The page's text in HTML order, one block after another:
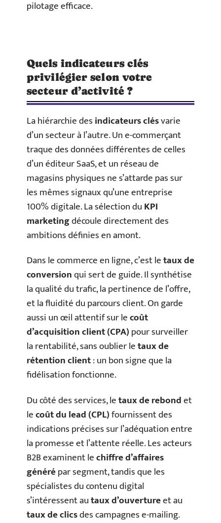
pilotage efficace.
Quels indicateurs clés
privilégier selon votre
secteur d’activité ?
La hiérarchie desindicateurs clésvarie
d’un secteur à l’autre. Un e-commerçant
traque des données différentes de celles
d’un éditeur SaaS, et un réseau de
magasins physiques ne s’attarde pas sur
les mêmes signaux qu’une entreprise
100% digitale. La sélection duKPI
marketingdécoule directement des
ambitions définies en amont.
Dans le commerce en ligne, c’est letaux de
conversionqui sert de guide. Il synthétise
la qualité du trafic, la pertinence de l’offre,
et la fluidité du parcours client. On garde
aussi un œil attentif sur lecoût
d’acquisition client (CPA)pour surveiller
la rentabilité, sans oublier letaux de
rétention client: un bon signe que la
fidélisation fonctionne.
Du côté des services, letaux de rebondet
lecoût du lead (CPL)fournissent des
indications précises sur l’adéquation entre
la promesse et l’attente réelle. Les acteurs
B2B examinent lechiffre d’affaires
générépar segment, tandis que les
spécialistes du contenu digital
s’intéressent autaux d’ouvertureet au
taux de clicsdes campagnes e-mailing.